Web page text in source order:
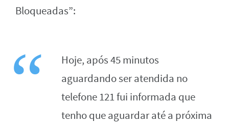
Bloqueadas”:
Hoje, após 45 minutos
aguardando ser atendida no
telefone 121 fui informada que
tenho que aguardar até a próxima